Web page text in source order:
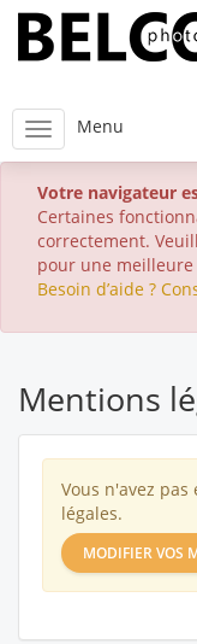
Menu
Votre navigateur
Certaines
correctement.
pour une meilleure
Besoin d’aide ?
Mentions
Vous n'avez
légales.
MODIFIER VOS